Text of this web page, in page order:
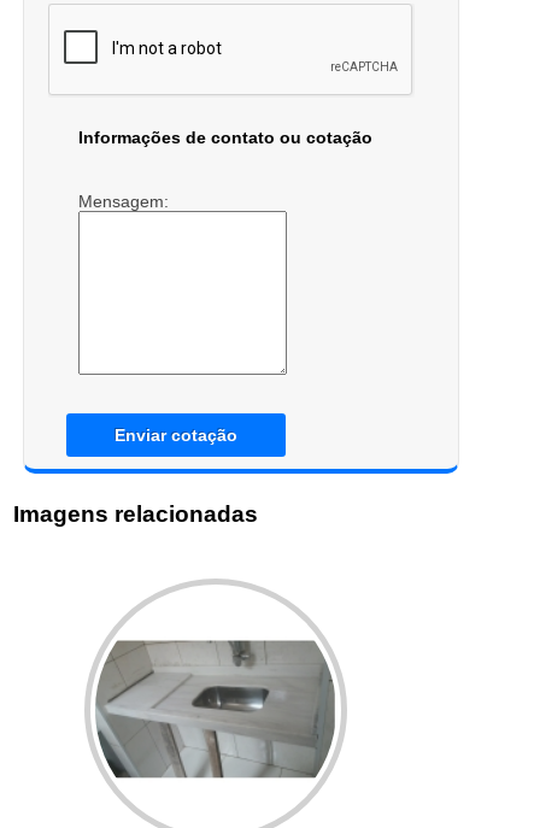
Informações de contato ou cotação
Mensagem:
Enviar cotação
Imagens relacionadas